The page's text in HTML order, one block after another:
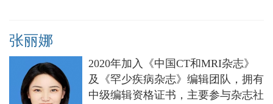
张丽娜
2020年加入《中国CT和MRI杂志》
及《罕少疾病杂志》编辑团队，拥有
中级编辑资格证书，主要参与杂志社